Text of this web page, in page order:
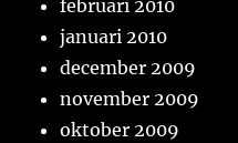
februari 2010
januari 2010
december 2009
november 2009
oktober 2009